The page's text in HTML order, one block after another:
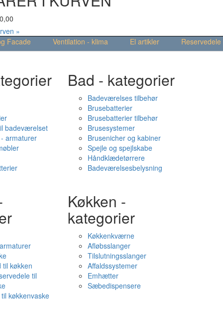
0,00
»
Facade Ventilation - klima El artikler
Reservedele
badeværelset
armaturer
Bad - kategorier
Badeværelses tilbehør
Brusebatterier
Brusebatterier tilbehør
Brusesystemer
Brusenicher og kabiner
Spejle og spejlskabe
Håndklædetørrere
Badeværelsesbelysning
til køkken
til
køkkenvaske
Køkken -
kategorier
Køkkenkværne
Afløbsslanger
Tilslutningsslanger
Affaldssystemer
Emhætter
Sæbedispensere